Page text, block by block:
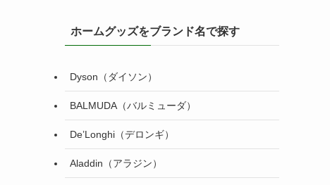
ホームグッズをブランド名で探す
Dyson（ダイソン）
BALMUDA（バルミューダ）
De’Longhi（デロンギ）
Aladdin（アラジン）